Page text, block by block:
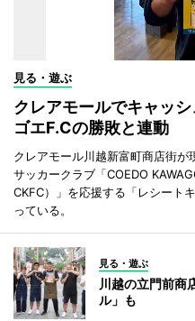
見る・遊ぶ
クレアモールでキャッ
ゴエF.Cの勝敗と連動
クレアモール川越新富町商店街が
サッカークラブ「COEDO
CKFC）」を応援する「レシート
っている。
見る・遊ぶ
川越の立門前
ル」も